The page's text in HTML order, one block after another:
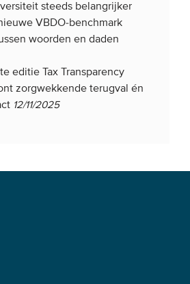
steeds belangrijker
VBDO-benchmark
woorden en daden
editie Tax Transparency
zorgwekkende terugval én
12/11/2025